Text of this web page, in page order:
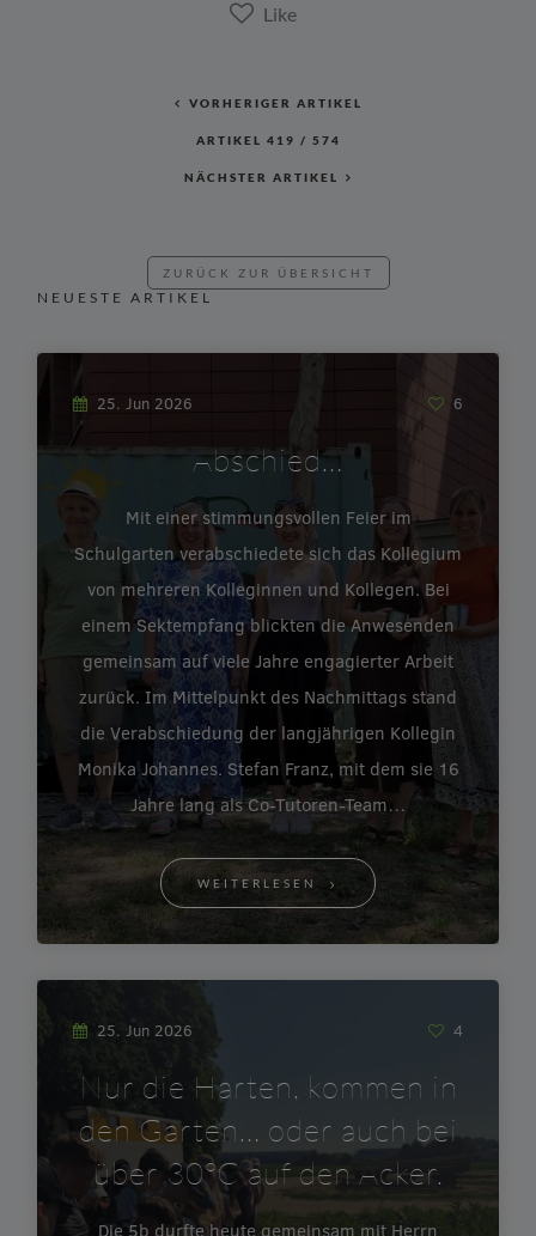
VORHERIGER ARTIKEL
ARTIKEL 419 / 574
NÄCHSTER ARTIKEL
ZURÜCK ZUR ÜBERSICHT
NEUESTE ARTIKEL
25. Jun 2026 6
Abschied…
Mit einer stimmungsvollen Feier im
Schulgarten verabschiedete sich das Kollegium
von mehreren Kolleginnen und Kollegen. Bei
einem Sektempfang blickten die Anwesenden
gemeinsam auf viele Jahre engagierter Arbeit
zurück. Im Mittelpunkt des Nachmittags stand
die Verabschiedung der langjährigen Kollegin
Monika Johannes. Stefan Franz, mit dem sie 16
Jahre lang als Co-Tutoren-Team…
WEITERLESEN
25. Jun 2026 4
Nur die Harten, kommen in
den Garten… oder auch bei
über 30°C auf den Acker.
Die 5b durfte heute gemeinsam mit Herrn